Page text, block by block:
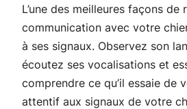
L’une des meilleures façons
communication avec votre
à ses signaux. Observez son
écoutez ses vocalisations et
comprendre ce qu’il essaie de
attentif aux signaux de votre